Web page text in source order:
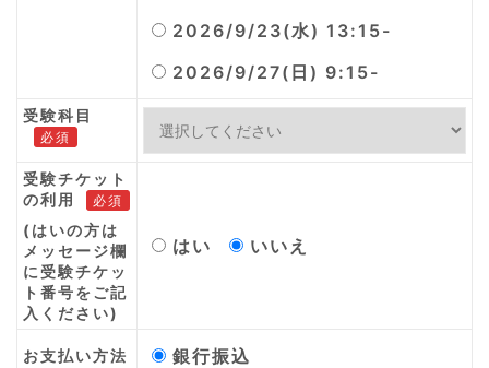
2026/9/23(水) 13:15-
2026/9/27(日) 9:15-
受験科目
必須
受験チケット
の利用
必須
(はいの方は
メッセージ欄
に受験チケッ
ト番号をご記
入ください)
はい いいえ
お支払い方法 銀行振込